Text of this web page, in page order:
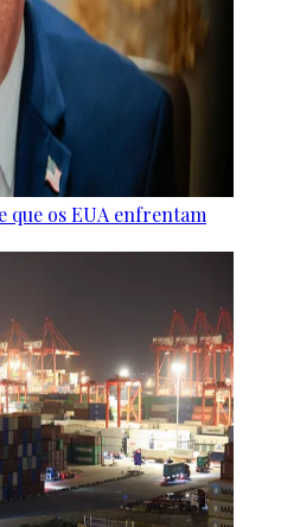
que os EUA enfrentam